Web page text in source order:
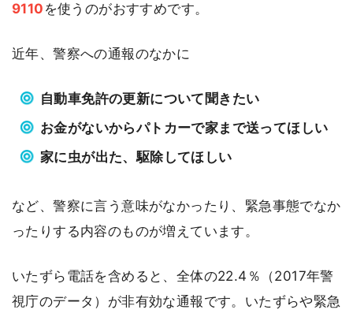
9110 を使うのがおすすめです。
近年、警察への通報のなかに
自動車免許の更新について聞きたい
お金がないからパトカーで家まで送ってほしい
家に虫が出た、駆除してほしい
など、警察に言う意味がなかったり、緊急事態でなか
ったりする内容のものが増えています。
いたずら電話を含めると、全体の22.4％（2017年警
視庁のデータ）が非有効な通報です。いたずらや緊急